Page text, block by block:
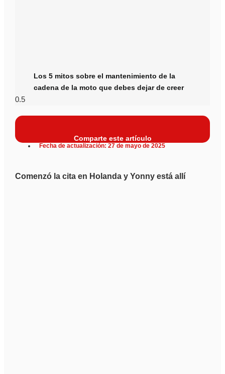
Los 5 mitos sobre el mantenimiento de la
cadena de la moto que debes dejar de creer
Comparte este artículo
Fecha de actualización: 27 de mayo de 2025
Comenzó la cita en Holanda y Yonny está allí